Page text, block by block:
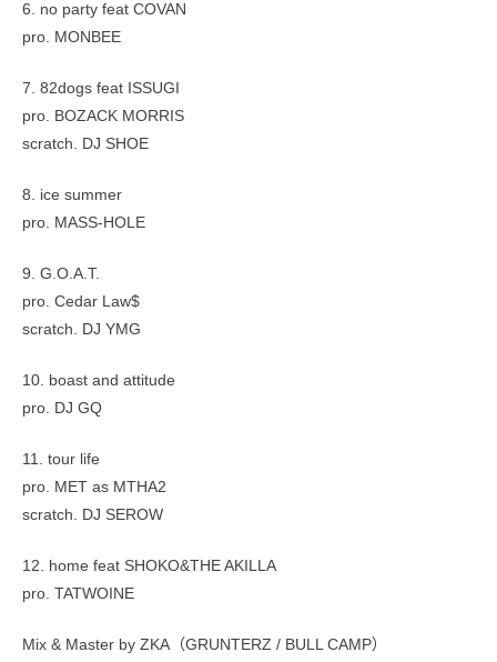
6. no party feat COVAN
pro. MONBEE
7. 82dogs feat ISSUGI
pro. BOZACK MORRIS
scratch. DJ SHOE
8. ice summer
pro. MASS-HOLE
9. G.O.A.T.
pro. Cedar Law$
scratch. DJ YMG
10. boast and attitude
pro. DJ GQ
11. tour life
pro. MET as MTHA2
scratch. DJ SEROW
12. home feat SHOKO&THE AKILLA
pro. TATWOINE
Mix & Master by ZKA（GRUNTERZ / BULL CAMP）